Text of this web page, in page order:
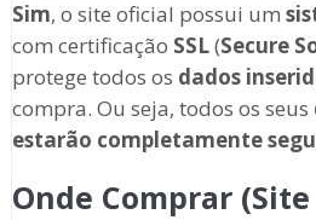
Sim, o site oficial possui um
com certificação SSL(Secure
protege todos os dados
compra. Ou seja, todos os seus
estarão completamente
Onde Comprar